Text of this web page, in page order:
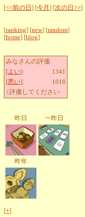
[<<前の日 ] [今月 ] [次の日>>]
[ranking] [new] [random]
[home] [blog]
みなさんの評価
[よい]:
1341
[悪い]:
1018
↑評価してください
昨日 一昨日
昨年
[+]